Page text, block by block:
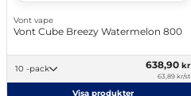
Vont vape
Vont Cube Breezy Watermelon 800
10 -pack 638,90 kr
63,89 kr/st
Visa produkter